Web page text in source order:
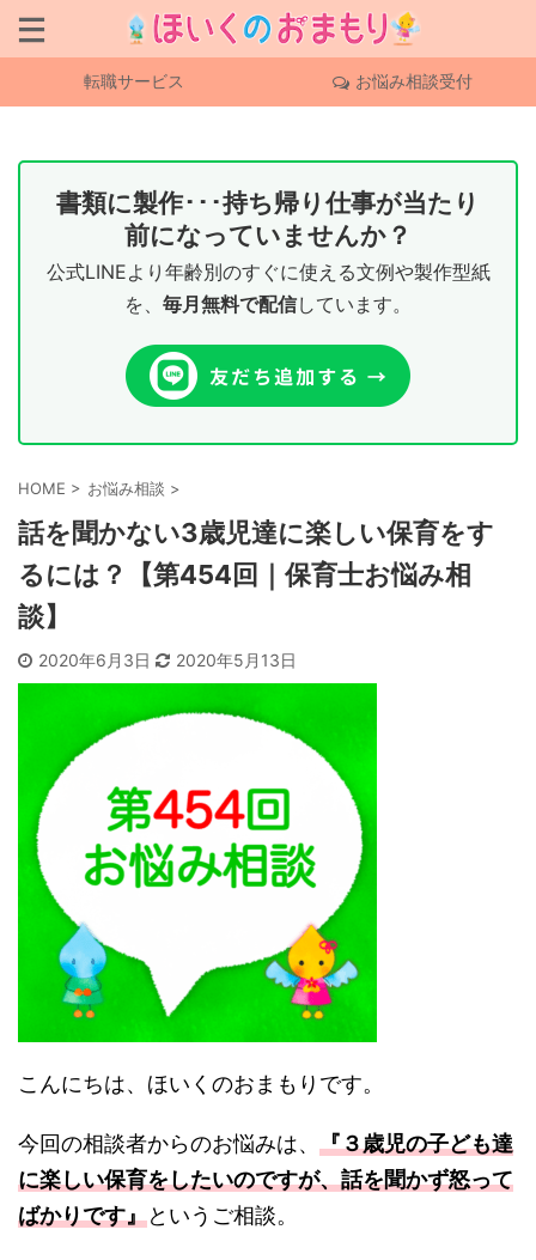
転職サービス お悩み相談受付
書類に製作･･･持ち帰り仕事が当たり
前になっていませんか？
公式LINEより年齢別のすぐに使える文例や製作型紙
を、 毎月無料で配信しています。
HOME > お悩み相談 >
話を聞かない3歳児達に楽しい保育をす
るには？【第454回｜保育士お悩み相
談】
2020年6月3日 2020年5月13日
こんにちは、ほいくのおまもりです。
今回の相談者からのお悩みは、 『３歳児の子ども達
に楽しい保育をしたいのですが、話を聞かず怒って
ばかりです』というご相談。